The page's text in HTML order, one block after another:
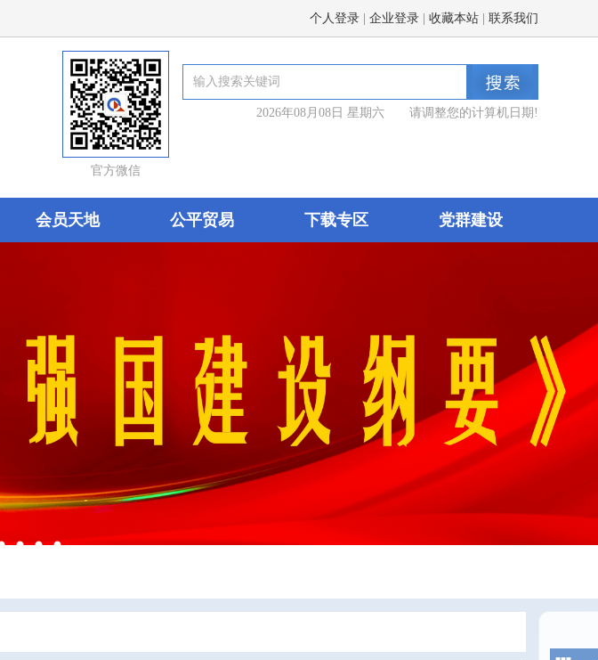
个人登录| 企业登录| 收藏本站| 联系我们
官方微信
2026年08月08日 星期六 请调整您的计算机日期!
会员天地 公平贸易 下载专区 党群建设